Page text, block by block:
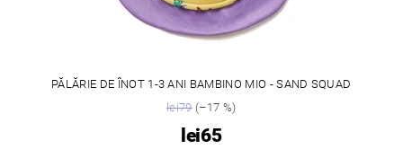
PĂLĂRIE DE ÎNOT 1-3 ANI BAMBINO MIO - SAND SQUAD
lei79(–17 %)
lei65